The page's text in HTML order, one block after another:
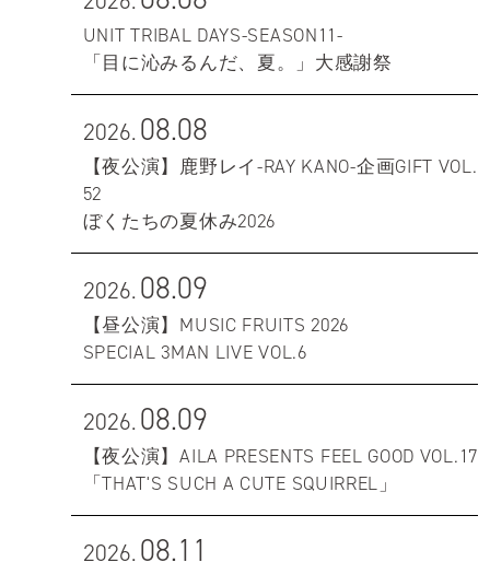
UNIT TRIBAL DAYS-SEASON11-
「目に沁みるんだ、夏。」大感謝祭
2026.08.08
【夜公演】鹿野レイ-RAY KANO-企画GIFT VOL.
52
ぼくたちの夏休み2026
2026.08.09
【昼公演】MUSIC FRUITS 2026
SPECIAL 3MAN LIVE VOL.6
2026.08.09
【夜公演】AILA PRESENTS FEEL GOOD VOL.17
「THAT'S SUCH A CUTE SQUIRREL」
2026.08.11